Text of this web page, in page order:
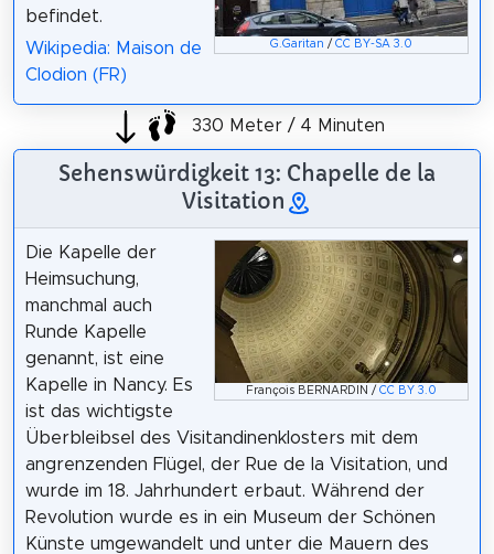
G.Garitan /CC BY-SA 3.0
befindet.
Wikipedia: Maison de
Clodion (FR)
330 Meter / 4 Minuten
Sehenswürdigkeit 13: Chapelle de la
Visitation
François BERNARDIN /CC BY 3.0
Die Kapelle der
Heimsuchung,
manchmal auch
Runde Kapelle
genannt, ist eine
Kapelle in Nancy. Es
ist das wichtigste
Überbleibsel des Visitandinenklosters mit dem
angrenzenden Flügel, der Rue de la Visitation, und
wurde im 18. Jahrhundert erbaut. Während der
Revolution wurde es in ein Museum der Schönen
Künste umgewandelt und unter die Mauern des